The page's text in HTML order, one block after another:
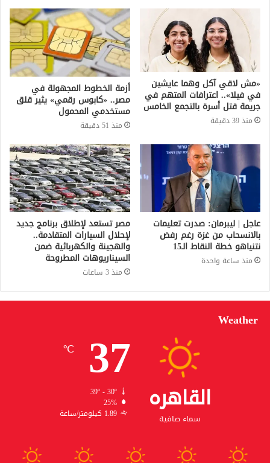
«مش لاقي آكل وهما عايشين
في فيلا».. اعترافات المتهم في
جريمة قتل أسرة بالتجمع الخامس
منذ 39 دقيقة
أزمة الخطوط المجهولة في
مصر.. «كابوس رقمي» يثير قلق
مستخدمي المحمول
منذ 51 دقيقة
عاجل | ليبرمان: صدرت تعليمات
بالانسحاب من غزة رغم رفض
نتنياهو خطة النقاط الـ15
منذ ساعة واحدة
مصر تستعد لإطلاق برنامج جديد
لإحلال السيارات المتقادمة..
والهجينة والكهربائية ضمن
السيناريوهات المطروحة
منذ 3 ساعات
Weather
القاهره
سماء صافية
37
℃
39º - 30º
25%
1.89 كيلومتر/ساعة